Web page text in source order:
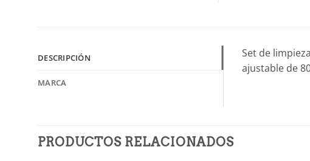
DESCRIPCIÓN
MARCA
Set de
ajustable de
PRODUCTOS RELACIONADOS